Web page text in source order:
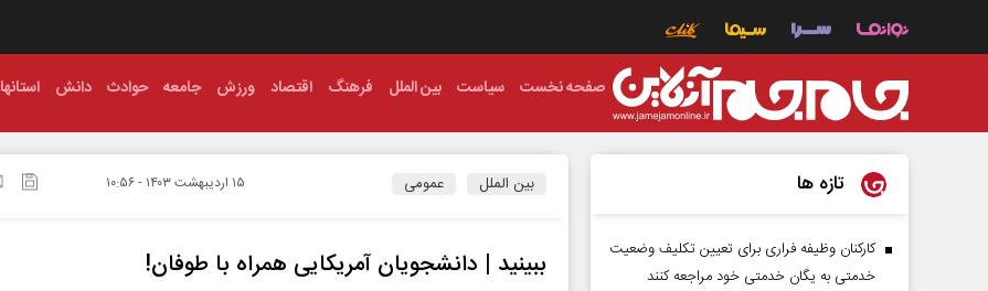
صفحه نخست سیاست بین الملل فرهنگ اقتصاد ورزش جامعه حوادث دانش استانها
بین الملل عمومی ۱۵ ارديبهشت ۱۴۰۳ - ۱۰:۵۶
ببینید | دانشجویان آمریکایی همراه با طوفان!
تازه ها
کارکنان وظیفه فراری برای تعیین تکلیف وضعیت
خدمتی به یگان خدمتی خود مراجعه کنند